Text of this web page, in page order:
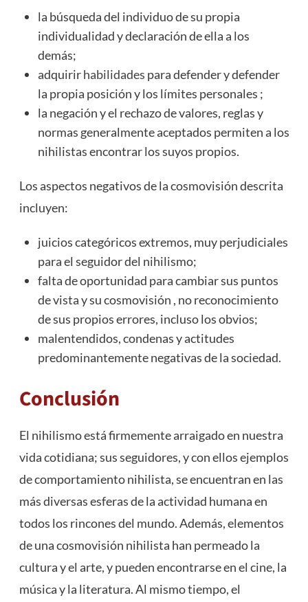
la búsqueda del individuo de su propia
individualidad y declaración de ella a los
demás;
adquirirhabilidades para defender y defender
la propia posición y los límites personales ;
la negación y el rechazo de valores, reglas y
normas generalmente aceptados permiten a los
nihilistas encontrar los suyos propios.
Los aspectos negativos de la cosmovisión descrita
incluyen:
juicios categóricos extremos, muy perjudiciales
para el seguidor del nihilismo;
falta de oportunidad para cambiar sus puntos
de vista y su cosmovisión , no reconocimiento
de sus propios errores, incluso los obvios;
malentendidos, condenas y actitudes
predominantemente negativas de la sociedad.
Conclusión
El nihilismo está firmemente arraigado en nuestra
vida cotidiana; sus seguidores, y con ellos ejemplos
de comportamiento nihilista, se encuentran en las
más diversas esferas de la actividad humana en
todos los rincones del mundo. Además, elementos
de una cosmovisión nihilista han permeado la
cultura y el arte, y pueden encontrarse en el cine, la
música y la literatura. Al mismo tiempo, el